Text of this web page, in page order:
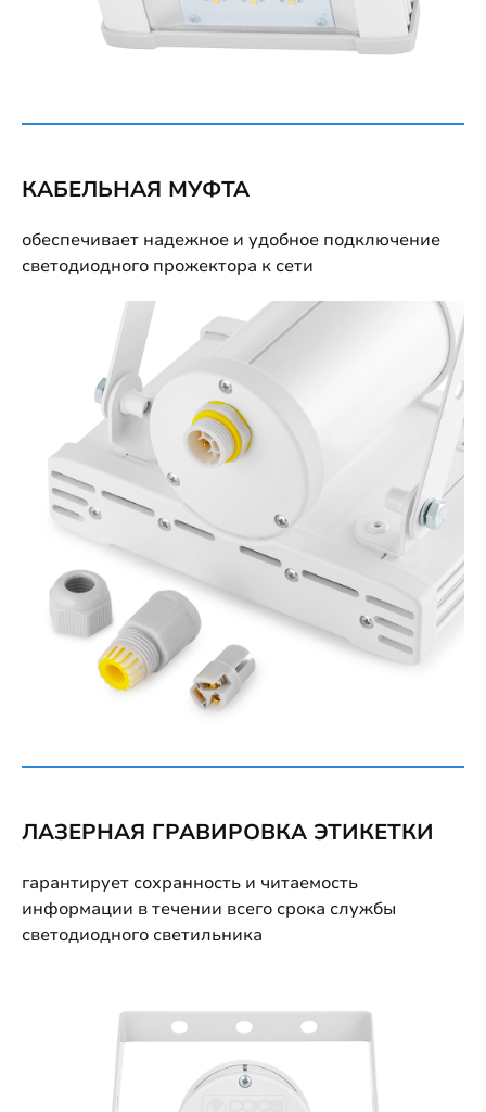
КАБЕЛЬНАЯ МУФТА
обеспечивает надежное и удобное подключение
светодиодного прожектора к сети
ЛАЗЕРНАЯ ГРАВИРОВКА ЭТИКЕТКИ
гарантирует сохранность и читаемость
информации в течении всего срока службы
светодиодного светильника